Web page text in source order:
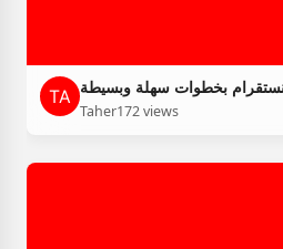
بخطوات سهلة وبسيطة
Taher172 views